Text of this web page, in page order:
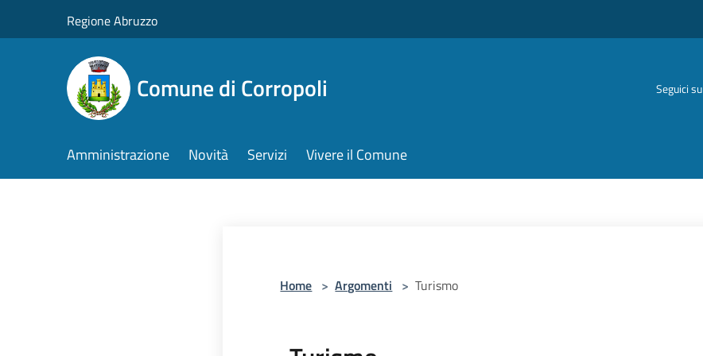
Regione Abruzzo
Comune di Corropoli Seguici su
Amministrazione Novità Servizi Vivere il Comune
Home > Argomenti > Turismo